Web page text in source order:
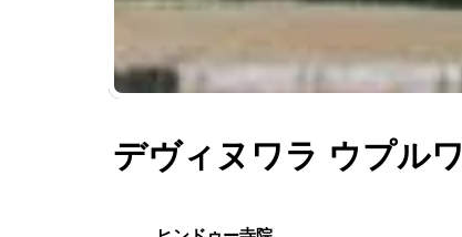
デヴィヌワラ ウプル